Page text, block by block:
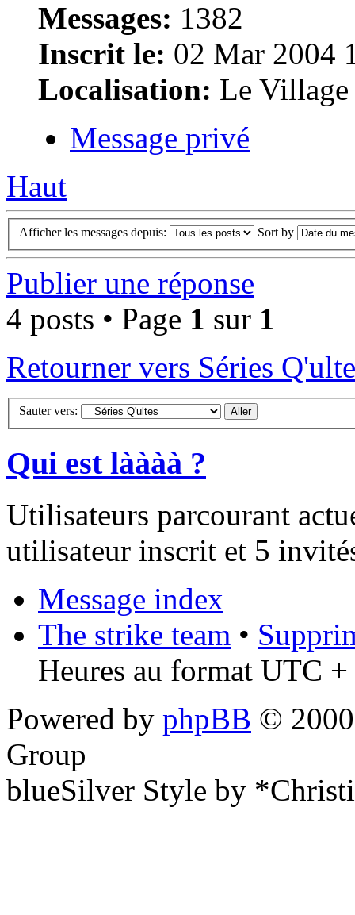
Messages: 1382
Inscrit le: 02 Mar 2004
Localisation: Le Village
Message privé
Haut
Afficher les messages depuis: Sort by
Publier une réponse
4 posts • Page 1 sur 1
Retourner vers Séries
Sauter vers:
Qui est làààà ?
Utilisateurs parcourant
utilisateur inscrit et 5
Message index
The strike team •
Heures au format UTC
Powered by phpBB ©
Group
blueSilver Style by